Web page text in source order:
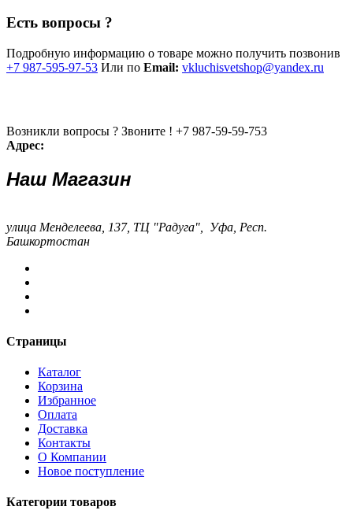
Есть вопросы ?
Подробную информацию о товаре можно получить позвонив
+7 987-595-97-53 Или по Email: vkluchisvetshop@yandex.ru
Возникли вопросы ? Звоните ! +7 987-59-59-753
Адрес:
Наш Магазин
улица Менделеева, 137, ТЦ "Радуга", Уфа, Респ.
Башкортостан
Страницы
Каталог
Корзина
Избранное
Оплата
Доставка
Контакты
О Компании
Новое поступление
Категории товаров